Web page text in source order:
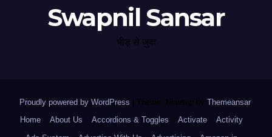
Swapnil Sansar
भीड़ से जुदा
Proudly powered by WordPress Theme: Newsup by Themeansar.
Home
About Us Accordions & Toggles Activate
Activity